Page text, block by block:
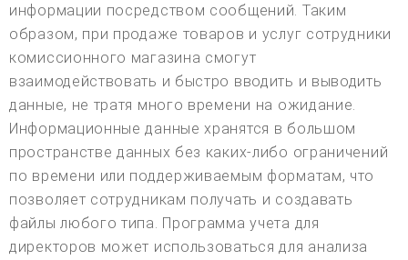
информации посредством сообщений. Таким
образом, при продаже товаров и услуг сотрудники
комиссионного магазина смогут
взаимодействовать и быстро вводить и выводить
данные, не тратя много времени на ожидание.
Информационные данные хранятся в большом
пространстве данных без каких-либо ограничений
по времени или поддерживаемым форматам, что
позволяет сотрудникам получать и создавать
файлы любого типа. Программа учета для
директоров может использоваться для анализа